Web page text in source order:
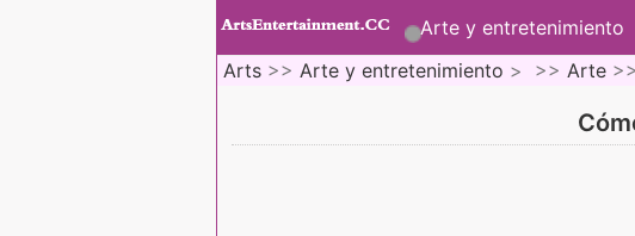
Arte y entretenimiento
Arts >> Arte y entretenimiento > >> Arte >>